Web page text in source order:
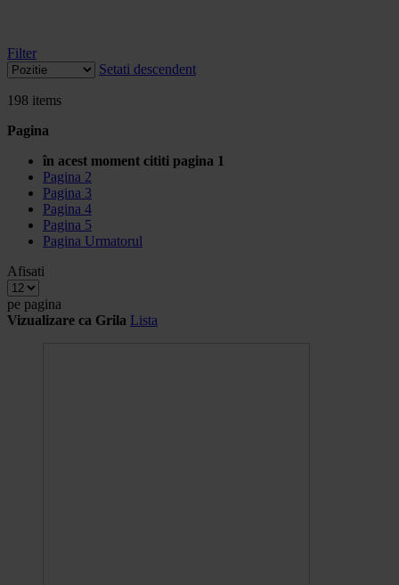
Filter
Setati descendent
198 items
Pagina
în acest moment cititi pagina 1
Pagina 2
Pagina 3
Pagina 4
Pagina 5
Pagina Urmatorul
Afisati
pe pagina
Vizualizare ca Grila Lista